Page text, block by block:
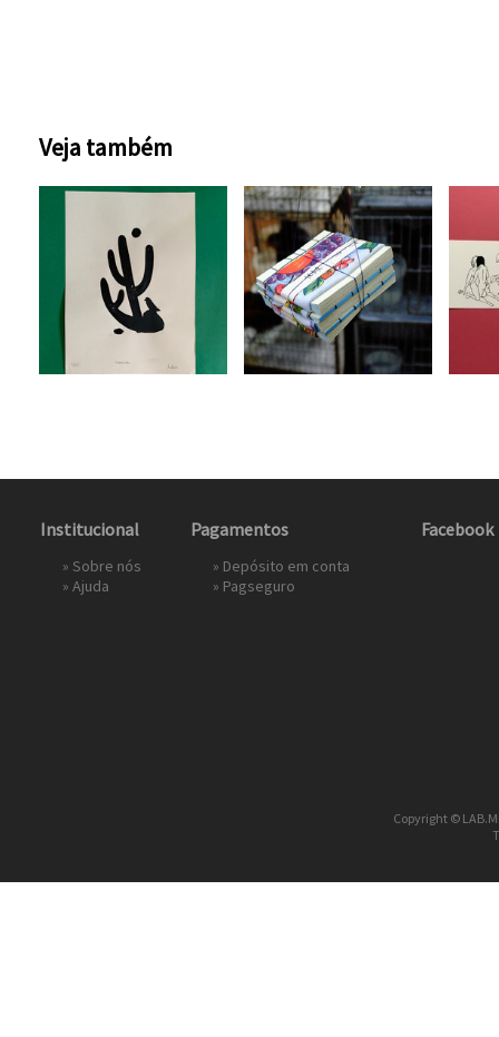
Veja também
Institucional
» Sobre nós
» Ajuda
Pagamentos
» Depósito em conta
» Pagseguro
Facebook
Copyright ©